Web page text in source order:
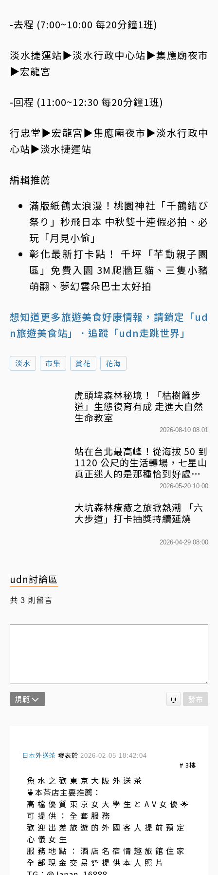
-去程 (7:00~10:00 每20分鐘1班)
淡水捷運站▶淡水行政中心站▶集應廟夜市
▶宏龍宮
-回程 (11:00~12:30 每20分鐘1班)
行忠堂▶宏龍宮▶集應廟夜市▶淡水行政中
心站▶淡水捷運站
編輯推薦
滿版紙鶴太浪漫！桃園神社「千鶴結び
祭り」秒飛日本 中秋雙十連假必拍、必
玩「月見小偷」
彰化最新打卡點！ 千坪「芊動親子園
區」免費入園 3M爬牆巨貓、三隻小豬
萌翻、夢幻雲朵巴士太好拍
想知道更多旅遊美食好康情報，請鎖定「ud
n旅遊美食站」
．追蹤「udn走跳世界」
淡水 市集 賞花 花海
虎頭埤森林秘境！「枯樹籬步
道」生態復育有成 走進大自然
生命教室
2026-08-10 08:01
站在台北最高峰！從海拔 50 到
1120 公尺的生活轉場，七星山
真正迷人的是那種恰到好處的
2026-05-20 10:00
大坑森林療癒之旅掀熱潮 「六
大步道」打卡抽獎持續延燒
2026-04-29 08:00
udn討論區
共 3 則留言
規範 發布
日本外送茶 發表於 2026-02-05 18:42:04
# 3樓
魚 水 之 歡 東 京 大 阪 外 送 茶
🍵本茶店主要推薦：
高 檔 優 質 東 京 女 大 學 生 と A V 女 優 🌟
可 提 供 ： 全 套 服 務
歡 迎 出 差 旅 遊 的 外 國 客 人 提 前 預 定
心 儀 女 生
服 務 地 點 ： 酒 店 名 宿 情 趣 旅 館 住 家
全 部 現 金 交 易 💯 提 供 本 人 照 片